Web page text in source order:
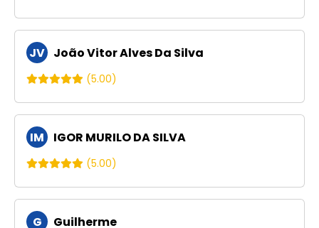
JV João Vitor Alves Da Silva
(5.00)
IM IGOR MURILO DA SILVA
(5.00)
G Guilherme